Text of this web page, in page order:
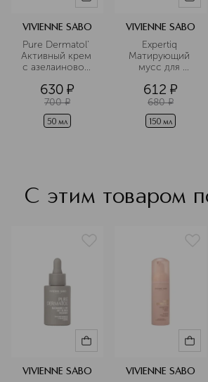
внимательно
чтобы создавать
макияжа, которые
актуальными
Подробнее
VIVIENNE SABO
Pure Dermatol'
Активный крем
с азелаиновой
630 ¤
700 ¤
50 мл
VIVIENNE SABO
Expertiq
Матирующий
мусс для
АНА-кислотами
612 ¤
680 ¤
150 мл
С этим товаром
VIVIENNE SABO VIVIENNE SABO